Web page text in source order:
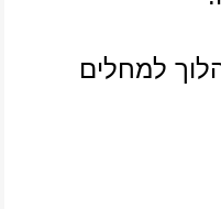
למחלים